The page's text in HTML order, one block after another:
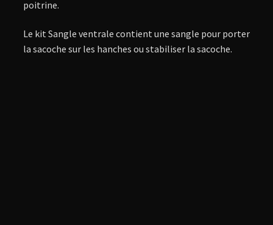
poitrine.
Le kit Sangle ventrale contient une sangle pour porter
la sacoche sur les hanches ou stabiliser la sacoche.